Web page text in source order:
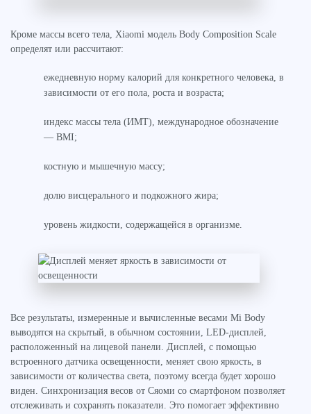
Кроме массы всего тела, Xiaomi модель Body Composition Scale
определят или рассчитают:
ежедневную норму калорий для конкретного человека, в
зависимости от его пола, роста и возраста;
индекс массы тела (ИМТ), международное обозначение
— BMI;
костную и мышечную массу;
долю висцерального и подкожного жира;
уровень жидкости, содержащейся в организме.
Все результаты, измеренные и вычисленные весами Mi Body
выводятся на скрытый, в обычном состоянии, LED-дисплей,
расположенный на лицевой панели. Дисплей, с помощью
встроенного датчика освещенности, меняет свою яркость, в
зависимости от количества света, поэтому всегда будет хорошо
виден. Синхронизация весов от Сяоми со смартфоном позволяет
отслеживать и сохранять показатели. Это помогает эффективно